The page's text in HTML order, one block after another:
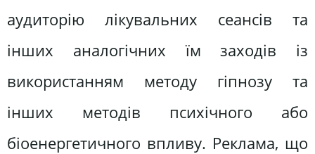
аудиторію лікувальних сеансів та
інших аналогічних їм заходів із
використанням методу гіпнозу та
інших методів психічного або
біоенергетичного впливу. Реклама, що